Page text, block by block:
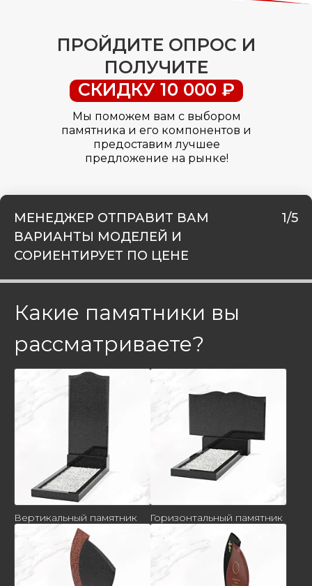
ПРОЙДИТЕ ОПРОС И
ПОЛУЧИТЕ
СКИДКУ 10 000 ₽
Мы поможем вам с выбором
памятника и его компонентов и
предоставим лучшее
предложение на рынке!
МЕНЕДЖЕР ОТПРАВИТ ВАМ
ВАРИАНТЫ МОДЕЛЕЙ И
СОРИЕНТИРУЕТ ПО ЦЕНЕ
1/5
Какие памятники вы
рассматриваете?
Вертикальный памятник Горизонтальный памятник